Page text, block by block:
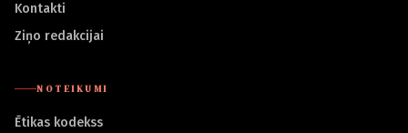
Kontakti
Ziņo redakcijai
NOTEIKUMI
Ētikas kodekss